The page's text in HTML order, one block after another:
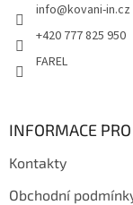
info@kovani-in.cz
+420 777 825 950
FAREL
INFORMACE
Kontakty
Obchodní